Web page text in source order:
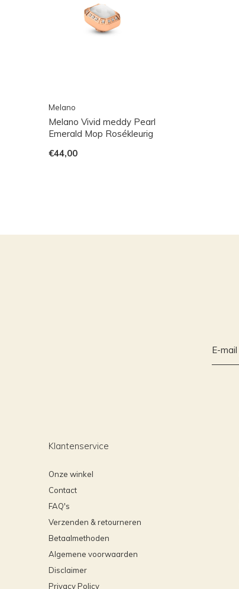
Melano
Melano Vivid meddy Pearl
Emerald Mop Rosékleurig
€44,00
Klantenservice
Onze winkel
Contact
FAQ's
Verzenden & retourneren
Betaalmethoden
Algemene voorwaarden
Disclaimer
Privacy Policy